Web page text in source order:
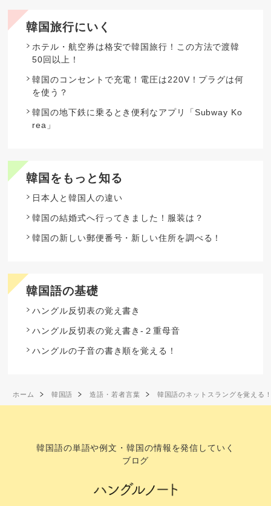
韓国旅行にいく
ホテル・航空券は格安で韓国旅行！この方法で渡韓
50回以上！
韓国のコンセントで充電！電圧は220V！プラグは何
を使う？
韓国の地下鉄に乗るとき便利なアプリ「Subway Ko
rea」
韓国をもっと知る
日本人と韓国人の違い
韓国の結婚式へ行ってきました！服装は？
韓国の新しい郵便番号・新しい住所を調べる！
韓国語の基礎
ハングル反切表の覚え書き
ハングル反切表の覚え書き-２重母音
ハングルの子音の書き順を覚える！
ホーム 韓国語 造語・若者言葉 韓国語のネットスラングを覚える
韓国語の単語や例文・韓国の情報を発信していく
ブログ